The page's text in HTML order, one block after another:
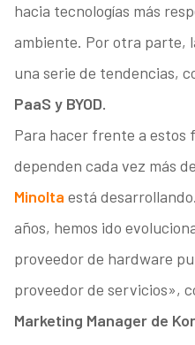
hacia tecnologías más
ambiente. Por otra parte,
una serie de tendencias,
PaaS y BYOD.
Para hacer frente a estos
dependen cada vez más
Minolta está
años, hemos ido
proveedor de hardware
proveedor de servicios»,
Marketing Manager de